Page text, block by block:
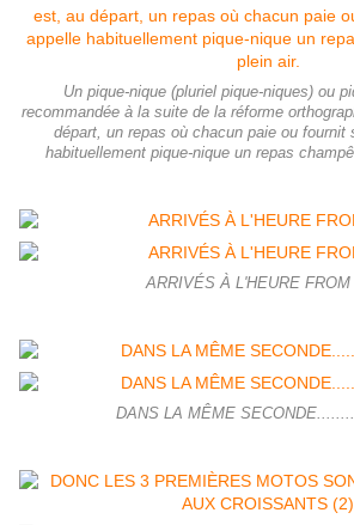
Un pique-nique (pluriel pique-niques) ou
recommandée à la suite de la réforme
départ, un repas où chacun paie ou fournit
habituellement pique-nique un repas
ARRIVÉS À L'HEURE
DANS LA MÊME